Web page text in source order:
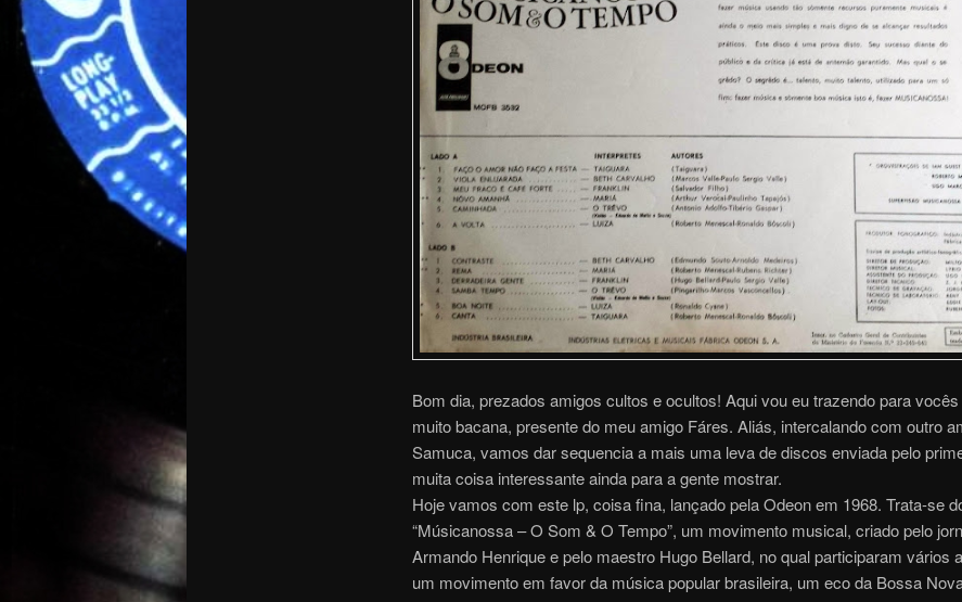
Bom dia, prezados amigos cultos e ocultos! Aqui vou eu trazendo para
muito bacana, presente do meu amigo Fáres. Aliás, intercalando com outro
Samuca, vamos dar sequencia a mais uma leva de discos enviada pelo
muita coisa interessante ainda para a gente mostrar.
Hoje vamos com este lp, coisa fina, lançado pela Odeon em 1968. Trata-se
“Músicanossa – O Som & O Tempo”, um movimento musical, criado pelo
Armando Henrique e pelo maestro Hugo Bellard, no qual participaram vários
um movimento em favor da música popular brasileira, um eco da Bossa